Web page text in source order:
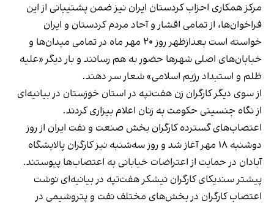
مرکز همکاری احزاب کردستان ایران نیز ضمن پشتیبانی از این
فراخوان‌ها، از تمامی اقشار و آحاد مردم کردستان و ایران
خواسته است بعدازظهر روز ٢٠ مهر ماه در تمامی میدان‌ها و
خیابان‌های اصلی شهرها حضور به هم رسانند و بار دیگر «علیه
ظلم و استبداد رژیم اسلامی» شعار سر دهند.
از سوی دیگر کارگران زن هفت‌تپه در استان خوزستان در بیانیه‌ای
از نگاه جنسیتی حکومت به زنان اعلام بیزاری کردند.
اعتصاب‌های گسترده کارگران بخش صنعت و نفت ایران از روز
دوشنبه ۱۸ مهر آغاز شد و روز سه‌شنبه نیز کارگران پالایشگاه
آبادان در حمایت از اعتراضات خیابانی به اعتصاب‌ها پیوستند.
پیشتر سندیکای کارگران نیشکر هفت‌تپه در بیانیه‌ای نوشت
اعتصاب کارگران در بخش‌های مختلف نفت و پتروشیمی در